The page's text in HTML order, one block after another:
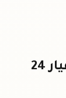
سعر سبيكة ذهب 2.5 جرام عيار 24